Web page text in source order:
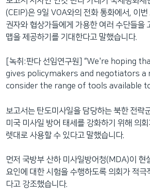
(CEIP)은 9일 VOA와의 전화 통화에서, 이번
권자와 협상가들에게 가용한 여러 수단들을
맵을 제공하기를 기대한다고 말했습니다.
[녹취:판다 선임연구원] “We're hoping
gives policymakers and negotiators a
consider the range of tools available
보고서는 탄도미사일을 담당하는 북한 전략
미국 미사일 방어 태세를 강화하기 위해 의
렛대로 사용할 수 있다고 말했습니다.
먼저 국방부 산하 미사일방어청(MDA)이 현
요인에 대한 시험을 수행하도록 의회가 적극
다고 강조했습니다.